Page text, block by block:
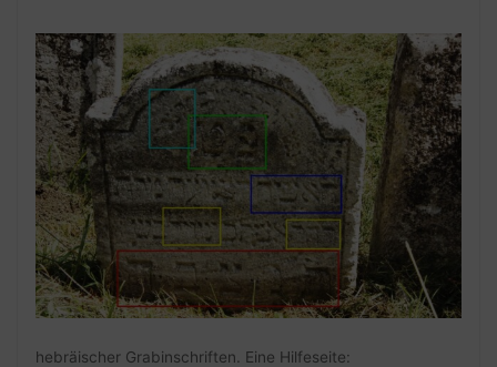
hebräischer Grabinschriften. Eine Hilfeseite: